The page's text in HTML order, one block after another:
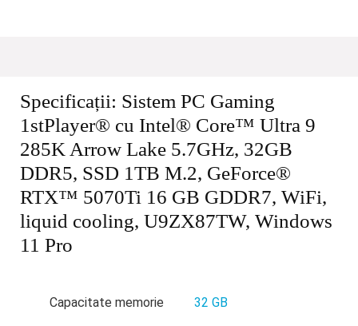
Specificații: Sistem PC Gaming
1stPlayer® cu Intel® Core™ Ultra 9
285K Arrow Lake 5.7GHz, 32GB
DDR5, SSD 1TB M.2, GeForce®
RTX™ 5070Ti 16 GB GDDR7, WiFi,
liquid cooling, U9ZX87TW, Windows
11 Pro
Capacitate memorie 32 GB